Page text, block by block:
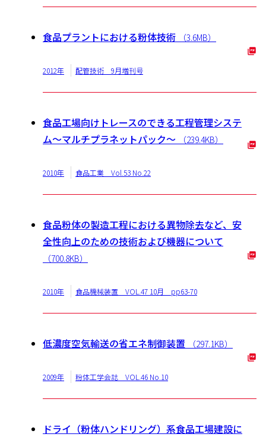
食品プラントにおける粉体技術 （3.6MB）
2012年 配管技術 9月増刊号
食品工場向けトレースのできる工程管理システ
ム〜マルチプラネットパック〜
（239.4KB）
2010年 食品工業 Vol.53 No.22
食品粉体の製造工程における異物除去など、安
全性向上のための技術および機器について
（700.8KB）
2010年 食品機械装置 VOL.47 10月 pp63-70
低濃度空気輸送の省エネ制御装置 （297.1KB）
2009年 粉体工学会誌 VOL.46 No.10
ドライ（粉体ハンドリング）系食品工場建設に